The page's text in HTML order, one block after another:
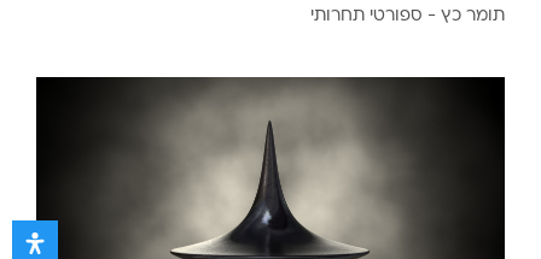
תומר כץ - ספורטי תחרותי